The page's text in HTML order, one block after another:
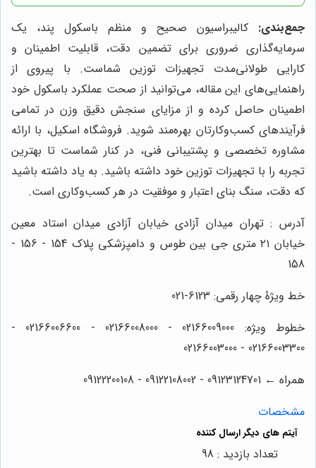
جمع‌بندی: کالیبراسیون صحیح و منظم باسکول پند، یک
سرمایه‌گذاری ضروری برای تضمین دقت، قابلیت اطمینان و
کارایی طولانی‌مدت تجهیزات توزین شماست. با پیروی از
راهنمایی‌های این مقاله، می‌توانید از صحت عملکرد باسکول خود
اطمینان حاصل کرده و از مزایای سنجش دقیق وزن در تمامی
فرآیندهای کسب‌وکارتان بهره‌مند شوید. فروشگاه اسکیل، با ارائه
مشاوره تخصصی و پشتیبانی فنی، در کنار شماست تا بهترین
تجربه را با تجهیزات توزین خود داشته باشید. به یاد داشته باشید
که دقت، سنگ بنای اعتبار و موفقیت در هر کسب‌وکاری است.
آدرس : تهران میدان آزادی خیابان آزادی میدان استاد معین
خیابان ۲۱ متری جی بین طوس و دامپزشکی پلاک 154 - 156 -
158
خط ویژۀ چهار رقمی: 6123-021
خطوط ویژه: 02166009000 - 02166008000 - 02166006600 -
02166003300 - 02166003000
همراه ← 09123124701 - 09122108002 - 09122200108
مشخصات
تعداد بازدید : 98